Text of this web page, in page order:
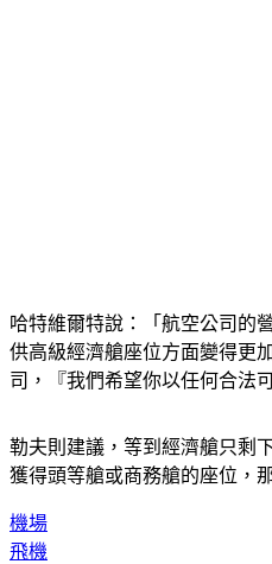
哈特維爾特說：「航空公司的
供高級經濟艙座位方面變得更
司，『我們希望你以任何合法
勒夫則建議，等到經濟艙只剩
獲得頭等艙或商務艙的座位，
機場
飛機